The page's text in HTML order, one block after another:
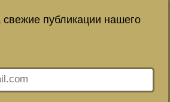
публикации нашего